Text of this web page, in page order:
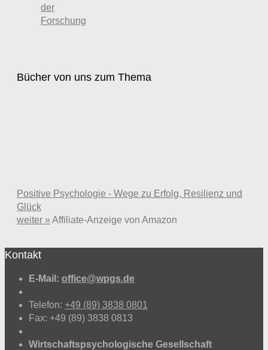
der
Forschung
Bücher von uns zum Thema
Positive Psychologie - Wege zu Erfolg, Resilienz und
Glück
weiter »Affiliate-Anzeige von Amazon
Kontakt
E-Mail: office@wpgs.de
Telefon: +49 (89) 3838 0801
Fax: +49 (89) 3838 0813
Wirtschaftspsychologische Gesellschaft